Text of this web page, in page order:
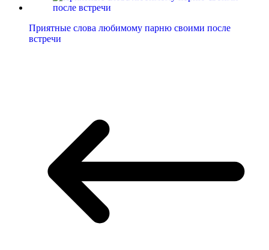
Приятные слова любимому парню своими после
встречи